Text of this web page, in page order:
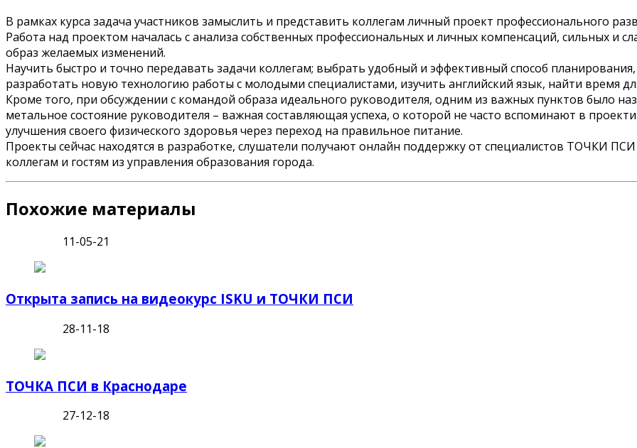
В рамках курса задача участников замыслить и представить коллегам личный проект профессионального
Работа над проектом началась с анализа собственных профессиональных и личных компенсаций, сильных и
образ желаемых изменений.
Научить быстро и точно передавать задачи коллегам; выбрать удобный и эффективный способ
разработать новую технологию работы с молодыми специалистами, изучить английский язык, найти время
Кроме того, при обсуждении с командой образа идеального руководителя, одним из важных пунктов было
метальное состояние руководителя – важная составляющая успеха, о которой не часто вспоминают в
улучшения своего физического здоровья через переход на правильное питание.
Проекты сейчас находятся в разработке, слушатели получают онлайн поддержку от специалистов ТОЧКИ
коллегам и гостям из управления образования города.
Похожие материалы
11-05-21
Открыта запись на видеокурс ISKU и ТОЧКИ ПСИ
28-11-18
ТОЧКА ПСИ в Краснодаре
27-12-18